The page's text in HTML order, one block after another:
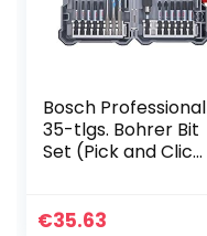
Bosch Professional
35-tlgs. Bohrer Bit
Set (Pick and Click,
mit Bits und
€35.63